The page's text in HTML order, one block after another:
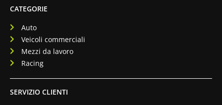
CATEGORIE
Auto
Veicoli commerciali
Mezzi da lavoro
Racing
SERVIZIO CLIENTI